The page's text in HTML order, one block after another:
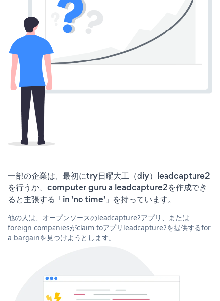
一部の企業は、最初にtry日曜大工（diy）leadcapture2
を行うか、computer guru a leadcapture2を作成でき
ると主張する「in 'no time'」を持っています。
他の人は、オープンソースのleadcapture2アプリ、または
foreign companiesがclaim toアプリleadcapture2を提供するfor
a bargainを見つけようとします。